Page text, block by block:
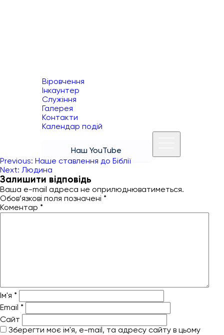
Віровчення
Інкаунтер
Служіння
Галерея
Контакти
Календар подій
Наш YouTube
Навігація
записів
Previous: Наше ставлення до Біблії
Next: Людина
Залишити відповідь
Ваша e-mail адреса не оприлюднюватиметься.
Обов’язкові поля позначені *
Коментар *
Ім'я *
Email *
Сайт
Зберегти моє ім'я, e-mail, та адресу сайту в цьому